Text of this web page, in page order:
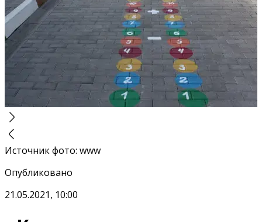
Источник фото: www
Опубликовано
21.05.2021, 10:00